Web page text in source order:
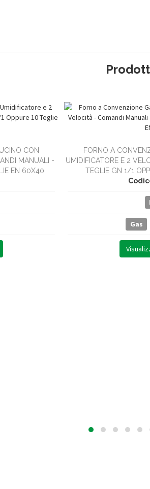
CON
MANUALI -
EN 60X40
FORNO A
UMIDIFICATORE E 2
TEGLIE GN 1/1
Gas